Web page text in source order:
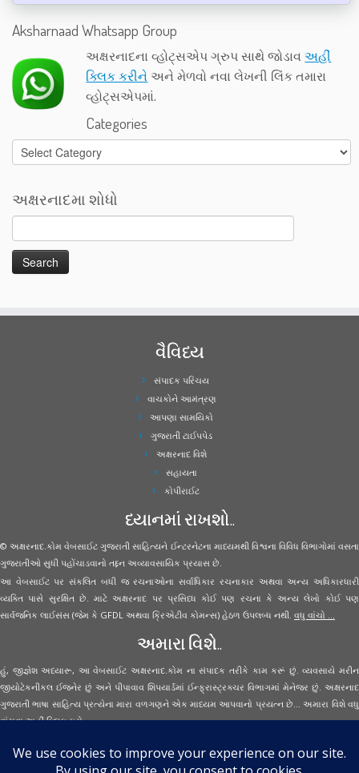
Aksharnaad Whatsapp Group
અક્ષરનાદના વ્હોટ્સએપ ગ્રુપ સાથે જોડાવઅહીં
ક્લિક કરીને અને મેળવો નવા લેખની લિંક તમારા
વ્હોટ્સએપમાં.
Categories
Categories
અક્ષરનાદમા શોધો
વૈવિધ્ય
સંપાદક પરિચય
વાચકોને આમંત્રણ
આપણા સામયિકો
ગુજરાતી ટાઈપપેડ
અક્ષરનાદ વિશે
સહાયતા
કોપીરાઈટ
ધ્યાનમાં રાખશો..
© અક્ષરનાદ.કોમ વેબસાઈટ ગુજરાતી સાહિત્યને ઈન્ટરનેટના માધ્યમથી વિશ્વના વિવિધ વિભાગોમાં વસતા
ગુજરાતીઓ સુધી પહોંચાડવાનો તદ્દન અવ્યાવસાયિક પ્રયાસ છે.
આ વેબસાઈટ પર સંકલિત બધી જ રચનાઓના સર્વાધિકાર રચનાકાર અથવા અન્ય અધિકારધારી
વ્યક્તિ પાસે સુરક્ષિત છે. માટે અક્ષરનાદ પર પ્રસિધ્ધ કોઈ પણ રચના કે અન્ય લેખો કોઈ પણ
સાર્વજનિક લાઈસંસ (જેમ કે GFDL અથવા ક્રિએટીવ કોમન્સ) હેઠળ ઉપલબ્ધ નથી. વધુ વાંચો ...
અમારા વિશે..
હું, જીજ્ઞેશ અધ્યારૂ, આ વેબસાઈટ અક્ષરનાદ.કોમ ના સંપાદક તરીકે કામ કરૂં છું. વ્યવસાયે મરીન
જીયોટેકનીકલ ઈજનેર છું અને પીપાવાવ શિપયાર્ડમાં ઈન્ફ્રાસ્ટ્રક્ચર વિભાગમાં મેનેજર છું. અક્ષરનાદ
ગુજરાતી ભાષા સાહિત્ય પ્રત્યેના મારા વળગણને એક માધ્યમ આપવાનો પ્રયત્ન છે... અમારા વિશે વધુ
વાંચવાઅહીં ક્લિક કરો...
Secured Site Assurance